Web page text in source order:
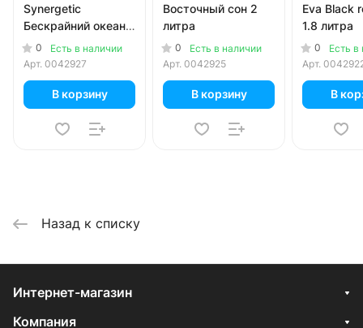
Synergetic
Бескрайний океан
2.28 литра
0
Есть в наличии
Арт. 0042927
В корзину
Восточный сон 2
литра
0
Есть в наличии
Арт. 0042925
В корзину
Eva Black
1.8 литра
0
Есть в
Арт.
В
Назад к списку
Интернет-магазин
Компания